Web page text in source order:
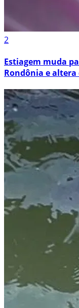
2
Estiagem muda
Rondônia e altera